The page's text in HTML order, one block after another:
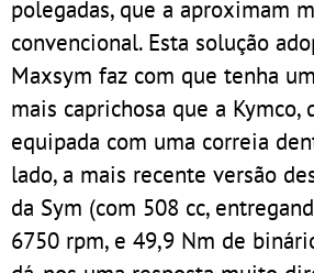
polegadas, que a aproximam
convencional. Esta solução
Maxsym faz com que tenha
mais caprichosa que a Kymco,
equipada com uma correia
lado, a mais recente versão
da Sym (com 508 cc,
6750 rpm, e 49,9 Nm de